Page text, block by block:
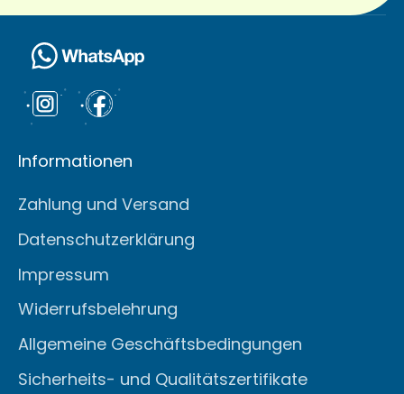
Informationen
Zahlung und Versand
Datenschutzerklärung
Impressum
Widerrufsbelehrung
Allgemeine Geschäftsbedingungen
Sicherheits- und Qualitätszertifikate